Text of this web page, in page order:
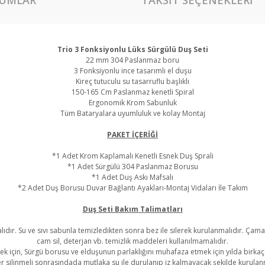
Trio 3 Fonksiyonlu Lüks Sürgülü Duş Seti
22 mm 304 Paslanmaz boru
3 Fonksiyonlu ince tasarımlı el duşu
Kireç tutuculu su tasarruflu başlıklı
150-165 Cm Paslanmaz kenetli Spiral
Ergonomik Krom Sabunluk
Tüm Bataryalara uyumluluk ve kolay Montaj
PAKET İÇERİĞİ
*1 Adet Krom Kaplamalı Kenetli Esnek Duş Sprali
*1 Adet Sürgülü 304 Paslanmaz Borusu
*1 Adet Duş Askı Mafsalı
*2 Adet Duş Borusu Duvar Bağlantı Ayakları-Montaj Vidaları İle Takım
Duş Seti Bakım Talimatları
Su ve sıvı sabunla temizledikten sonra bez ile silerek kurulanmalıdır.
cam sil, deterjan vb. temizlik maddeleri kullanılmamalıdır.
için, Sürgü borusu ve elduşunun parlaklığını muhafaza etmek için yılda
silinmeli sonrasındada mutlaka su ile durulanıp iz kalmayacak şekilde